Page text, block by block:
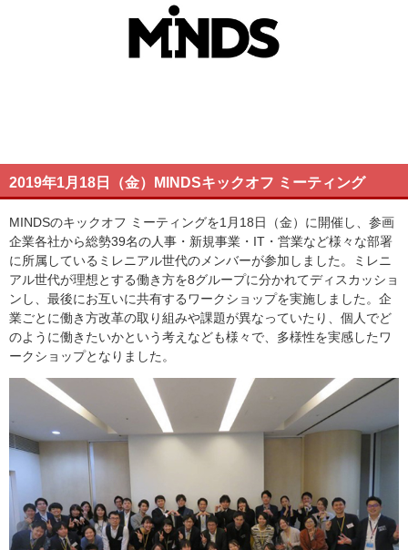
2019年1月18日（金）MINDSキックオフ ミーティング
MINDSのキックオフ ミーティングを1月18日（金）に開催し、参画
企業各社から総勢39名の人事・新規事業・IT・営業など様々な部署
に所属しているミレニアル世代のメンバーが参加しました。ミレニ
アル世代が理想とする働き方を8グループに分かれてディスカッショ
ンし、最後にお互いに共有するワークショップを実施しました。企
業ごとに働き方改革の取り組みや課題が異なっていたり、個人でど
のように働きたいかという考えなども様々で、多様性を実感したワ
ークショップとなりました。